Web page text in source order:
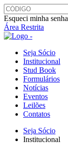
Esqueci minha senha
Área Restrita
Seja Sócio
Institucional
Stud Book
Formulários
Notícias
Eventos
Leilões
Contatos
Seja Sócio
Institucional